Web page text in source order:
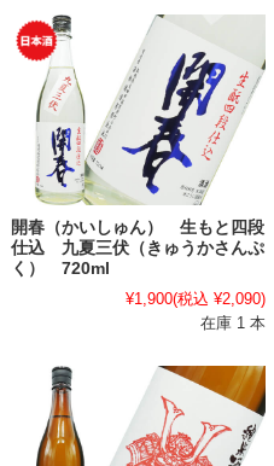
開春（かいしゅん） 生もと四段
仕込 九夏三伏（きゅうかさんぷ
く） 720ml
¥1,900(税込 ¥2,090)
在庫 1 本